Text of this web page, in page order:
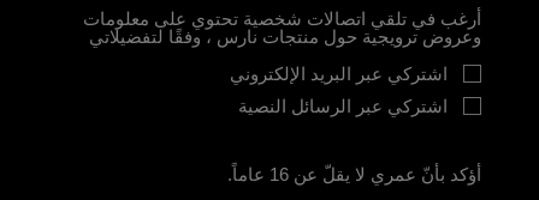
أرغب في تلقي اتصالات شخصية تحتوي على معلومات
وعروض ترويجية حول منتجات نارس ، وفقًا لتفضيلاتي
اشتركي عبر البريد الإلكتروني
اشتركي عبر الرسائل النصية
أؤكد بأنّ عمري لا يقلّ عن 16 عاماً.